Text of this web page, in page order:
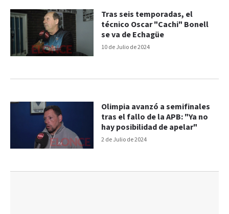
10 de Julio de 2024
Tras seis temporadas, el
técnico Oscar "Cachi" Bonell
se va de Echagüe
2 de Julio de 2024
Olimpia avanzó a semifinales
tras el fallo de la APB: "Ya no
hay posibilidad de apelar"